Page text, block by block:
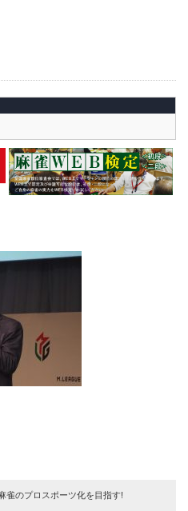
雀のプロスポーツ化を目指す!